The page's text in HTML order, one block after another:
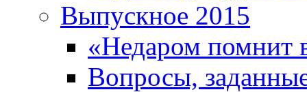
Выпускное 2015
«Недаром помнит
Вопросы,